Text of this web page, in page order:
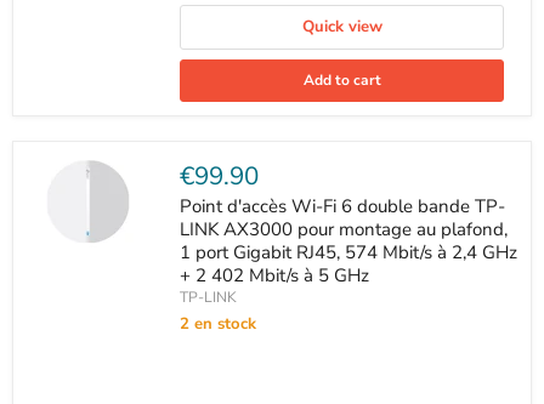
Quick view
Add to cart
Current
price
€99.90
Point d'accès Wi-Fi 6 double bande TP-
LINK AX3000 pour montage au plafond,
1 port Gigabit RJ45, 574 Mbit/s à 2,4 GHz
+ 2 402 Mbit/s à 5 GHz
TP-LINK
2 en stock